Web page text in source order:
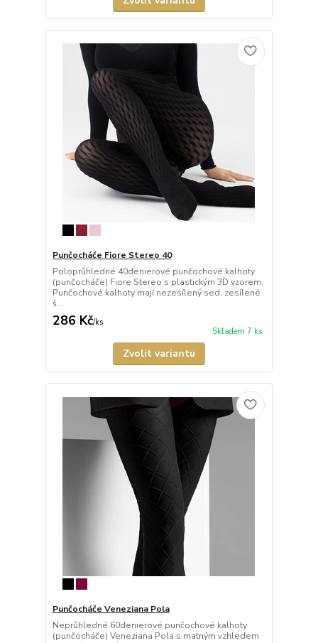
Punčocháče Fiore Stereo 40
Poloprůhledné 40denierové punčochové kalhoty
(punčocháče) Fiore Stereo s plastickým 3D vzorem.
Punčochové kalhoty mají nezesílený sed, zesílené
š...
286 Kč/ks
Skladem 7 ks
Zvolit variantu
Punčocháče Veneziana Pola
Neprůhledné 60denierové punčochové kalhoty
(punčocháče) Veneziana Pola s matným vzhledem